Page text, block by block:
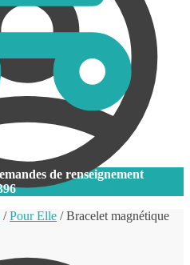
de renseignement
/Pour Elle /Bracelet magnétique